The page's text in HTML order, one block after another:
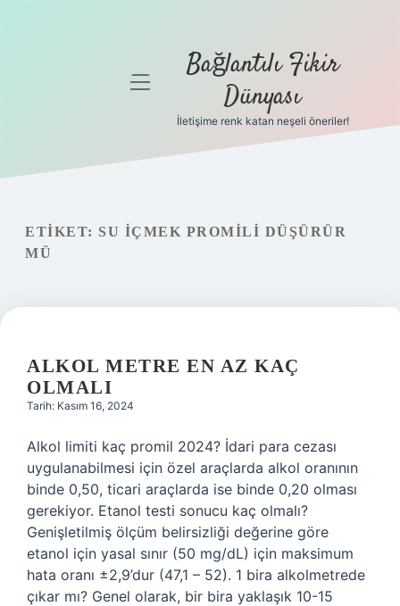
Gizlilik
Yasal Uyarı
menüyü
Bağlantılı Fikir
Dünyası
İletişime renk katan neşeli öneriler!
ETIKET: SU IÇMEK PROMILI DÜŞÜRÜR
MÜ
ALKOL METRE EN AZ KAÇ
OLMALI
Tarih: Kasım 16, 2024
Alkol limiti kaç promil 2024? İdari para cezası
uygulanabilmesi için özel araçlarda alkol oranının
binde 0,50, ticari araçlarda ise binde 0,20 olması
gerekiyor. Etanol testi sonucu kaç olmalı?
Genişletilmiş ölçüm belirsizliği değerine göre
etanol için yasal sınır (50 mg/dL) için maksimum
hata oranı ±2,9’dur (47,1 – 52). 1 bira alkolmetrede
çıkar mı? Genel olarak, bir bira yaklaşık 10-15